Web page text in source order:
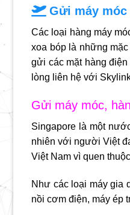
Gửi máy
Các loại hàng máy
xoa bóp là những
gửi các mặt hàng
lòng liên hệ với
Gửi máy móc,
Singapore là một
nhiên với người Việt
Việt Nam vì quen
Như các loại máy gia
nồi cơm điện, máy ép